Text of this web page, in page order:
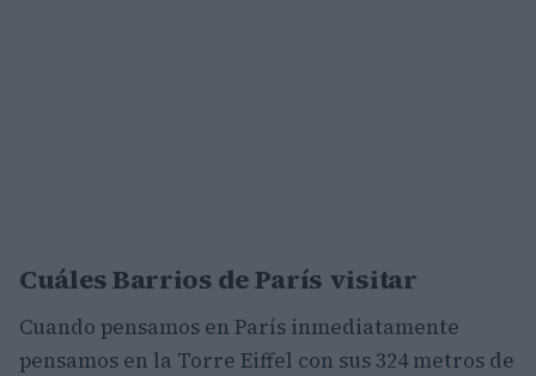
Cuáles Barrios de París visitar
Cuando pensamos en París inmediatamente
pensamos en la Torre Eiffel con sus 324 metros de